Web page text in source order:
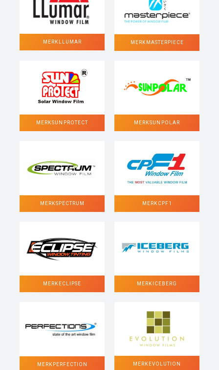
MERK LLUMAR MERK MASTERPIECE
MERK SUN PROTECT MERK SUN POLAR
MERK SPECTRUM MERK CPF1
MERK ECLIPSE MERK ICEBERG
MERK PERFECTION MERK EVOLUTION